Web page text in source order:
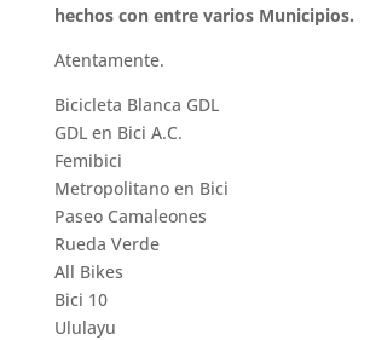
hechos con entre varios Municipios.
Atentamente.
Bicicleta Blanca GDL
GDL en Bici A.C.
Femibici
Metropolitano en Bici
Paseo Camaleones
Rueda Verde
All Bikes
Bici 10
Ululayu